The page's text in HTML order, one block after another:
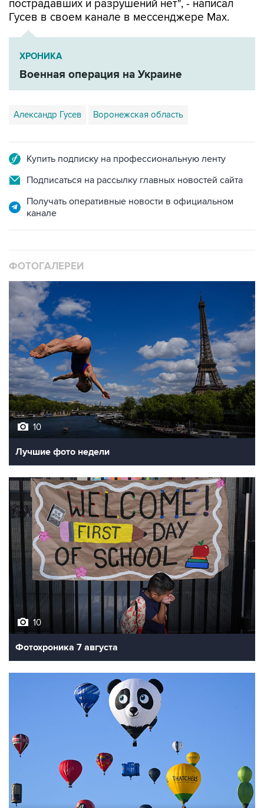
ХРОНИКА
Военная операция на Украине
Александр Гусев Воронежская область
Подписаться на рассылку главных новостей сайта
Получать оперативные новости в официальном
10
Лучшие фото недели
10
Фотохроника 7 августа